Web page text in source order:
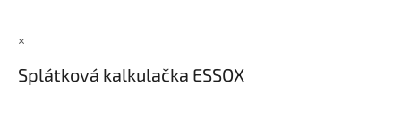
×
Splátková kalkulačka ESSOX